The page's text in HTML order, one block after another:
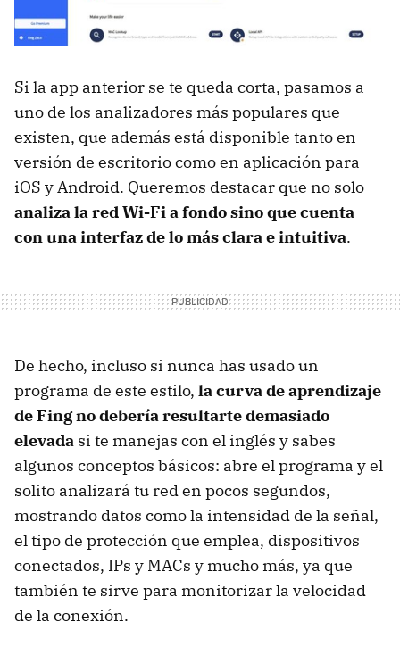
Si la app anterior se te queda corta, pasamos a
uno de los analizadores más populares que
existen, que además está disponible tanto en
versión de escritorio como en aplicación para
iOS y Android. Queremos destacar que no solo
analiza la red Wi-Fi a fondo sino que cuenta
con una interfaz de lo más clara e intuitiva.
De hecho, incluso si nunca has usado un
programa de este estilo, la curva de aprendizaje
de Fing no debería resultarte demasiado
elevada si te manejas con el inglés y sabes
algunos conceptos básicos: abre el programa y el
solito analizará tu red en pocos segundos,
mostrando datos como la intensidad de la señal,
el tipo de protección que emplea, dispositivos
conectados, IPs y MACs y mucho más, ya que
también te sirve para monitorizar la velocidad
de la conexión.